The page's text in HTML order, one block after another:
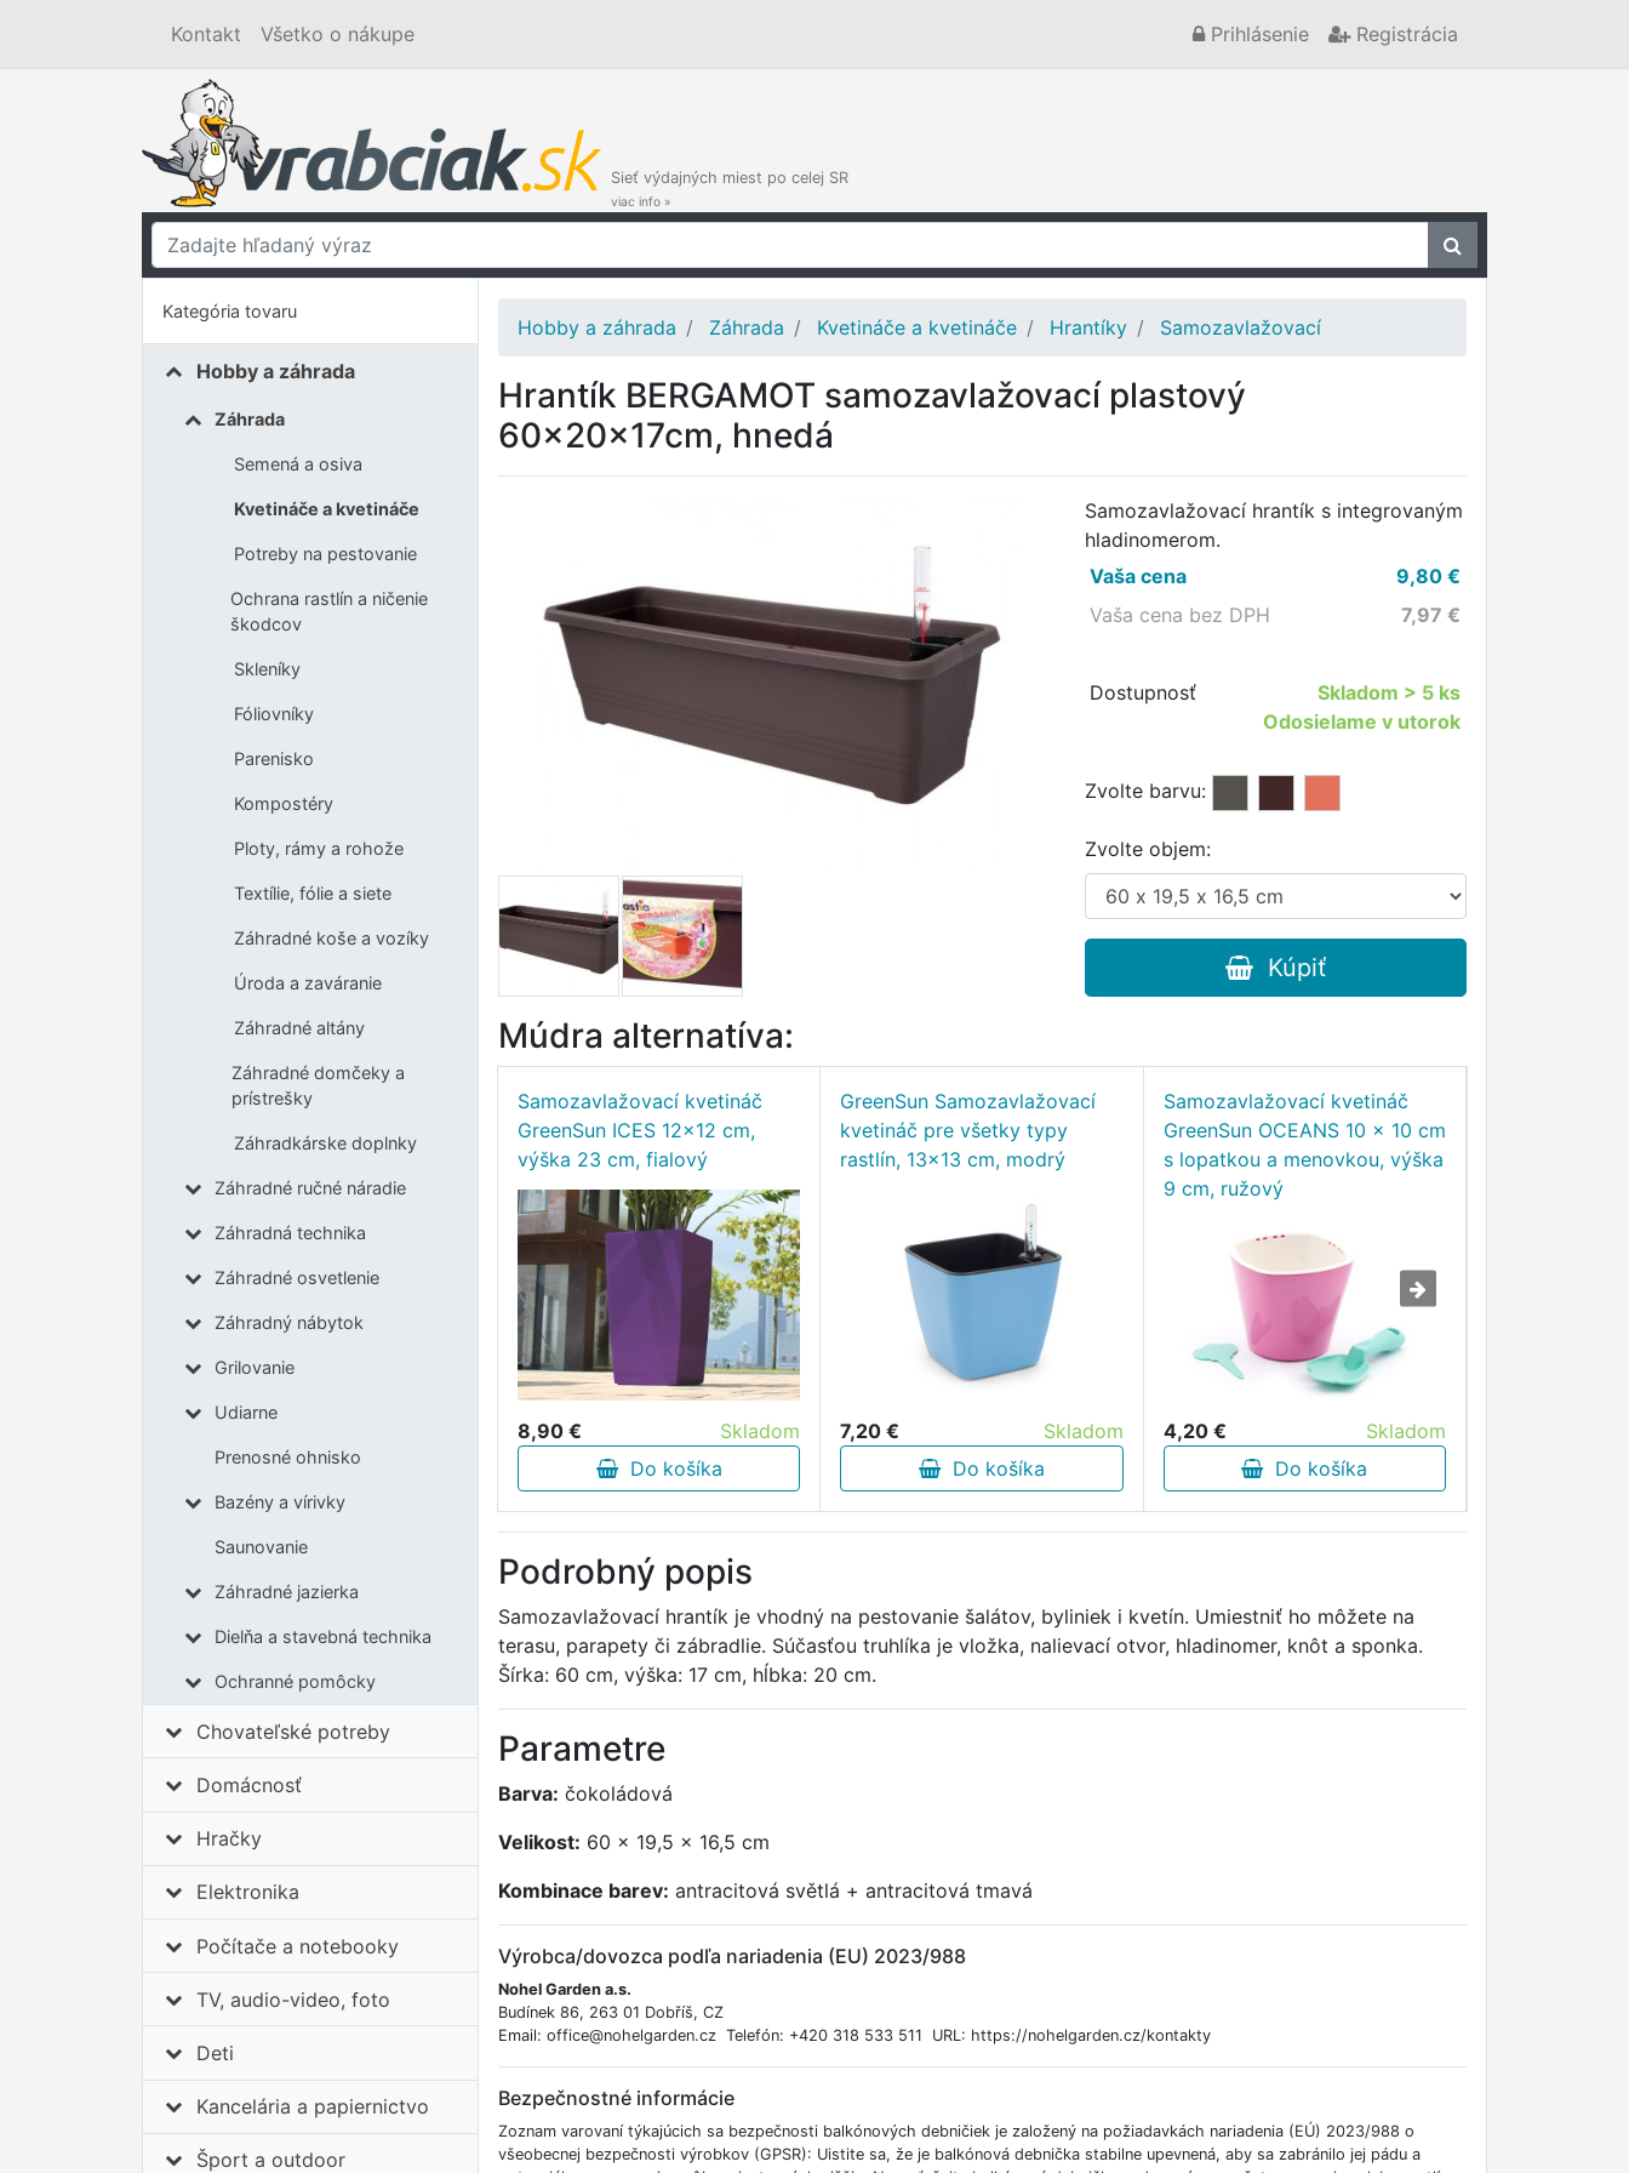
Kontakt Všetko o nákupe Prihlásenie Registrácia
Sieť výdajných miest po celej SR
viac info »
Kategória tovaru
Hobby a záhrada
Záhrada
Semená a osiva
Kvetináče a kvetináče
Potreby na pestovanie
Ochrana rastlín a ničenie
škodcov
Skleníky
Fóliovníky
Parenisko
Kompostéry
Ploty, rámy a rohože
Textílie, fólie a siete
Záhradné koše a vozíky
Úroda a zaváranie
Záhradné altány
Záhradné domčeky a
prístrešky
Záhradkárske doplnky
Záhradné ručné náradie
Záhradná technika
Záhradné osvetlenie
Záhradný nábytok
Grilovanie
Udiarne
Prenosné ohnisko
Bazény a vírivky
Saunovanie
Záhradné jazierka
Dielňa a stavebná technika
Ochranné pomôcky
Chovateľské potreby
Domácnosť
Hračky
Elektronika
Počítače a notebooky
TV, audio-video, foto
Deti
Kancelária a papiernictvo
Šport a outdoor
Hobby a záhrada Záhrada Kvetináče a kvetináče Hrantíky Samozavlažovací
Hrantík BERGAMOT samozavlažovací plastový
60x20x17cm, hnedá
Samozavlažovací hrantík s integrovaným
hladinomerom.
Vaša cena
9,80€
Vaša cena bez DPH
7,97 €
Dostupnosť Skladom > 5 ks
Odosielame v utorok
Zvolte barvu:
Zvolte objem:
Kúpiť
Múdra alternatíva:
Samozavlažovací kvetináč
GreenSun ICES 12x12 cm,
výška 23 cm, fialový
8,90 €
Skladom
Do košíka
GreenSun Samozavlažovací
kvetináč pre všetky typy
rastlín, 13x13 cm, modrý
7,20 €
Skladom
Do košíka
Samozavlažovací kvetináč
GreenSun OCEANS 10 x 10 cm
s lopatkou a menovkou, výška
9 cm, ružový
4,20 €
Skladom
Do košíka
Podrobný popis
Samozavlažovací hrantík je vhodný na pestovanie šalátov, byliniek i kvetín. Umiestniť ho môžete na
terasu, parapety či zábradlie. Súčasťou truhlíka je vložka, nalievací otvor, hladinomer, knôt a sponka.
Šírka: 60 cm, výška: 17 cm, hĺbka: 20 cm.
Parametre
Barva: čokoládová
Velikost: 60 x 19,5 x 16,5 cm
Kombinace barev: antracitová světlá + antracitová tmavá
Výrobca/dovozca podľa nariadenia (EU) 2023/988
Nohel Garden a.s.
Budínek 86, 263 01 Dobříš, CZ
Email: office@nohelgarden.cz Telefón: +420 318 533 511 URL: https://nohelgarden.cz/kontakty
Bezpečnostné informácie
Zoznam varovaní týkajúcich sa bezpečnosti balkónových debničiek je založený na požiadavkách nariadenia (EÚ) 2023/988 o
všeobecnej bezpečnosti výrobkov (GPSR): Uistite sa, že je balkónová debnička stabilne upevnená, aby sa zabránilo jej pádu a